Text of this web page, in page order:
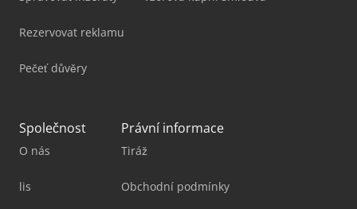
Rezervovat reklamu
Pečeť důvěry
Společnost
O nás
lis
Právní informace
Tiráž
Obchodní podmínky